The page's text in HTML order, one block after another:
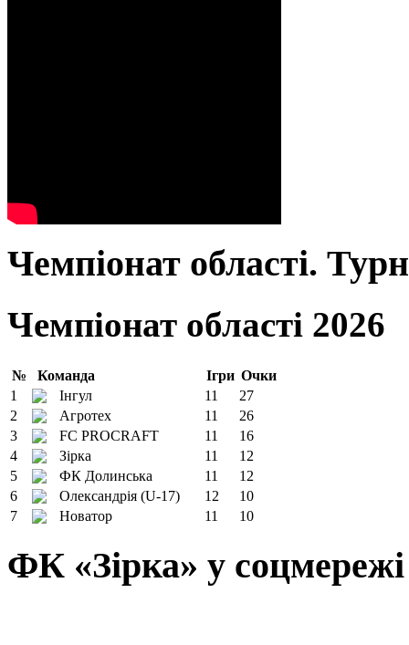
Чемпіонат області.
Чемпіонат області 2026
№ Команда Ігри Очки
1
Інгул 11
27
2
Агротех 11
26
3
FC PROCRAFT 11
16
4
Зірка 11
12
5
ФК Долинська 11
12
6
Олександрія (U-17) 12
10
7
Новатор 11 10
ФК «Зірка» у